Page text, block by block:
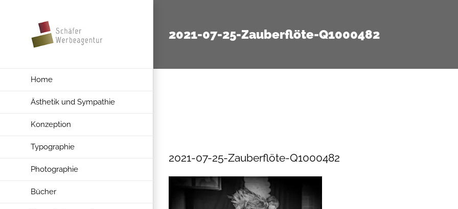
Home
Ästhetik und Sympathie
Konzeption
Typographie
Photographie
Bücher
2021-07-25-Zauberflöte-Q1000482
2021-07-25-Zauberflöte-Q1000482